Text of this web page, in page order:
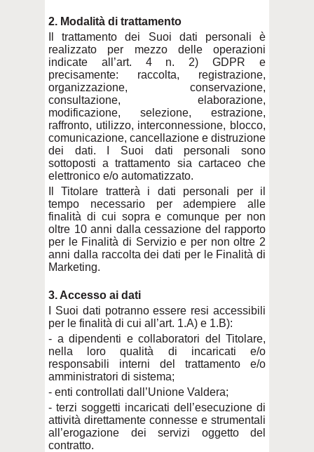
2. Modalità di trattamento
Il trattamento dei Suoi dati personali è
realizzato per mezzo delle operazioni
indicate all’art. 4 n. 2) GDPR e
precisamente: raccolta, registrazione,
organizzazione, conservazione,
consultazione, elaborazione,
modificazione, selezione, estrazione,
raffronto, utilizzo, interconnessione, blocco,
comunicazione, cancellazione e distruzione
dei dati. I Suoi dati personali sono
sottoposti a trattamento sia cartaceo che
elettronico e/o automatizzato.
Il Titolare tratterà i dati personali per il
tempo necessario per adempiere alle
finalità di cui sopra e comunque per non
oltre 10 anni dalla cessazione del rapporto
per le Finalità di Servizio e per non oltre 2
anni dalla raccolta dei dati per le Finalità di
Marketing.
3. Accesso ai dati
I Suoi dati potranno essere resi accessibili
per le finalità di cui all’art. 1.A) e 1.B):
- a dipendenti e collaboratori del Titolare,
nella loro qualità di incaricati e/o
responsabili interni del trattamento e/o
amministratori di sistema;
- enti controllati dall’Unione Valdera;
- terzi soggetti incaricati dell’esecuzione di
attività direttamente connesse e strumentali
all’erogazione dei servizi oggetto del
contratto.